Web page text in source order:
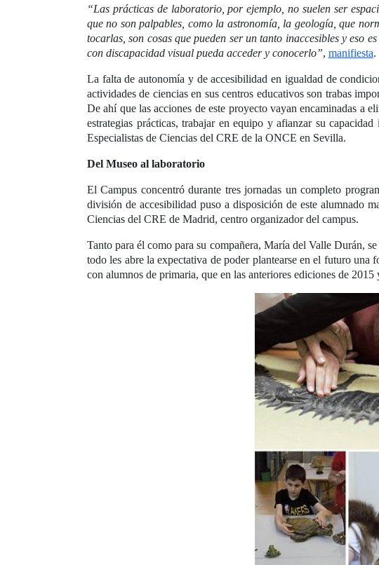
“Las prácticas de laboratorio, por ejemplo, no suelen ser
que no son palpables, como la astronomía, la geología, que
tocarlas, son cosas que pueden ser un tanto inaccesibles y eso
con discapacidad visual pueda acceder y conocerlo”, manifiesta.
La falta de autonomía y de accesibilidad en igualdad de
actividades de ciencias en sus centros educativos son trabas
De ahí que las acciones de este proyecto vayan encaminadas a
estrategias prácticas, trabajar en equipo y afianzar su
Especialistas de Ciencias del CRE de la ONCE en Sevilla.
Del Museo al laboratorio
El Campus concentró durante tres jornadas un completo
división de accesibilidad puso a disposición de este alumnado
Ciencias del CRE de Madrid, centro organizador del campus.
Tanto para él como para su compañera, María del Valle Durán,
todo les abre la expectativa de poder plantearse en el futuro una
con alumnos de primaria, que en las anteriores ediciones de